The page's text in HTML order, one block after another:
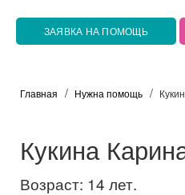
ЗАЯВКА НА ПОМОЩЬ
Главная Нужна помощь
Кукина
Возраст: 14 лет.